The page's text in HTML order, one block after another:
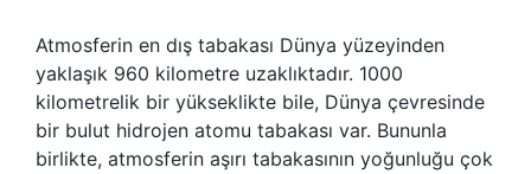
Atmosferin en dış tabakası Dünya yüzeyinden
yaklaşık 960 kilometre uzaklıktadır. 1000
kilometrelik bir yükseklikte bile, Dünya çevresinde
bir bulut hidrojen atomu tabakası var. Bununla
birlikte, atmosferin aşırı tabakasının yoğunluğu çok